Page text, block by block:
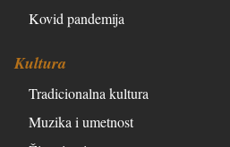
Kovid pandemija
Kultura
Tradicionalna kultura
Muzika i umetnost